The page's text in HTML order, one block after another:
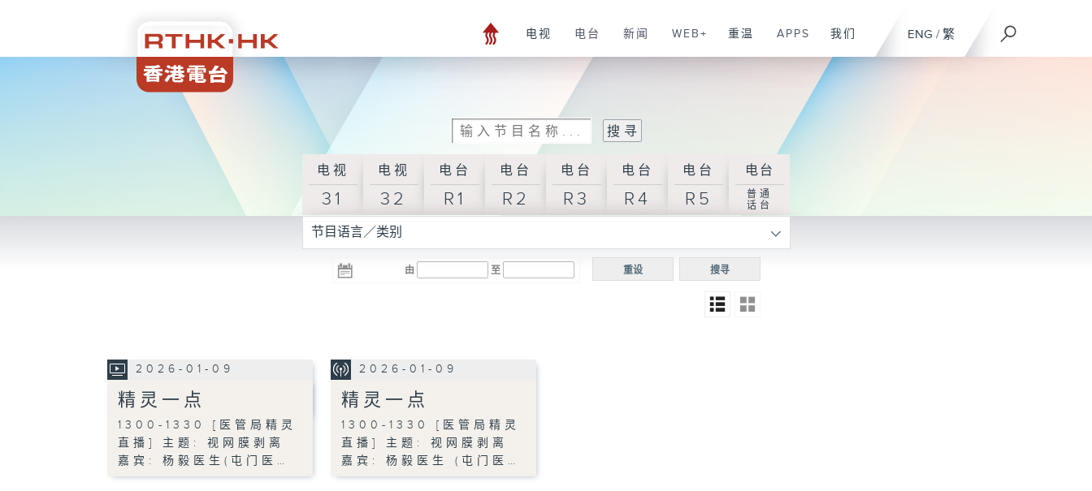
ENG / 繁
电视 电台 新闻 WEB+ 重温 APPS 我们
电视
31
电视
32
电台
R1
电台
R2
电台
R3
电台
R4
电台
R5
电台
普通
话台
节目语言／类别
由 至 搜寻
重设
2026-01-09
精灵一点
1300-1330 [医管局精灵
直播] 主题: 视网膜剥离
嘉宾: 杨毅医生(屯门医…
2026-01-09
精灵一点
1300-1330 [医管局精灵
直播] 主题: 视网膜剥离
嘉宾: 杨毅医生 (屯门医…